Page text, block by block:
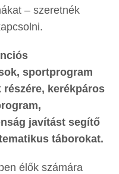
– szeretnék
sportprogram
kerékpáros
javítást segítő
táborokat.
élők számára